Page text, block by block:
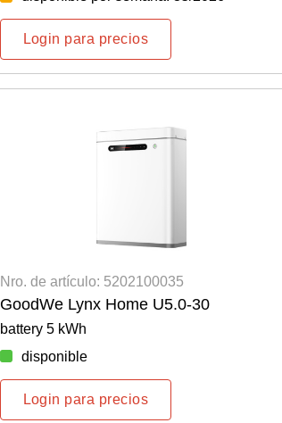
Login para precios
Nro. de artículo: 5202100035
GoodWe Lynx Home U5.0-30
battery 5 kWh
disponible
Login para precios